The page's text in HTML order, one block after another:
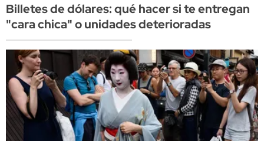
Billetes de dólares: qué hacer si te entregan
"cara chica" o unidades deterioradas